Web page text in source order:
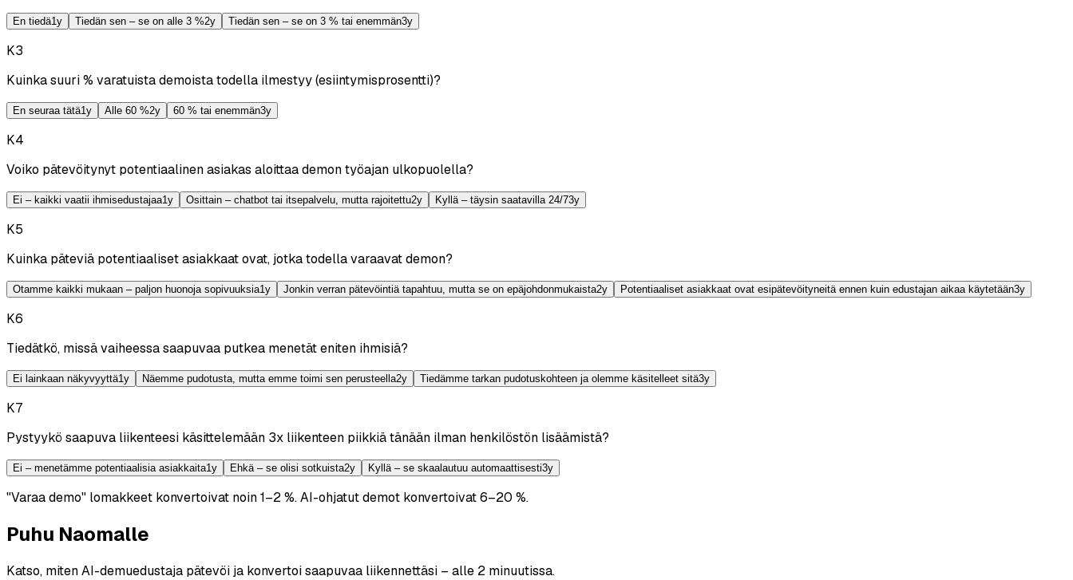
En tiedä1 y Tiedän sen – se on alle 3 %2y Tiedän sen – se on 3 % tai enemmän3y
K3
Kuinka suuri % varatuista demoista todella ilmestyy (esiintymisprosentti)?
En seuraa tätä1 y Alle 60 %2y 60 % tai enemmän3y
K4
Voiko pätevöitynyt potentiaalinen asiakas aloittaa demon työajan ulkopuolella?
Ei – kaikki vaatii ihmisedustajaa1 y Osittain – chatbot tai itsepalvelu, mutta rajoitettu2y Kyllä – täysin saatavilla 24/73y
K5
Kuinka päteviä potentiaaliset asiakkaat ovat, jotka todella varaavat demon?
Otamme kaikki mukaan – paljon huonoja sopivuuksia1 y Jonkin verran pätevöintiä tapahtuu, mutta se on epäjohdonmukaista2y Potentiaaliset asiakkaat ovat esipätevöityneitä ennen kuin edustajan aikaa käytetään3y
K6
Tiedätkö, missä vaiheessa saapuvaa putkea menetät eniten ihmisiä?
Ei lainkaan näkyvyyttä1 y Näemme pudotusta, mutta emme toimi sen perusteella2y Tiedämme tarkan pudotuskohteen ja olemme käsitelleet sitä3y
K7
Pystyykö saapuva liikenteesi käsittelemään 3x liikenteen piikkiä tänään ilman henkilöstön lisäämistä?
Ei – menetämme potentiaalisia asiakkaita1 y Ehkä – se olisi sotkuista2y Kyllä – se skaalautuu automaattisesti3y
"Varaa demo" lomakkeet konvertoivat noin 1–2 %.AI-ohjatut demot konvertoivat 6–20 %.
Puhu Naomalle
Katso, miten AI-demuedustaja pätevöi ja konvertoi saapuvaa liikennettäsi – alle 2 minuutissa.